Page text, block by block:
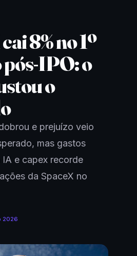
8% no 1º
IPO: o
o
e prejuízo veio
mas gastos
e capex recorde
da SpaceX no
2026